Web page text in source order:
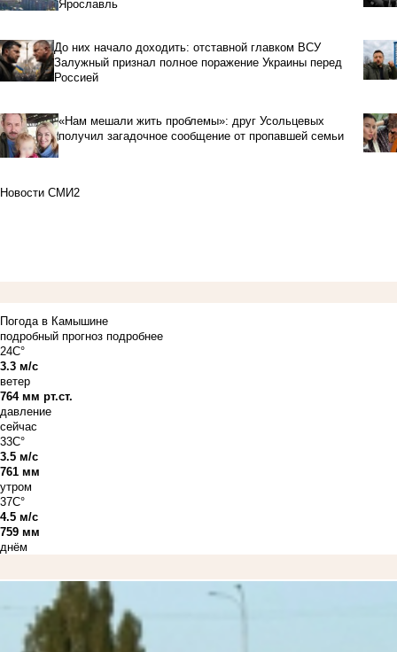
Ярославль
До них начало доходить: отставной главком ВСУ
Залужный признал полное поражение Украины перед
Россией
«Нам мешали жить проблемы»: друг Усольцевых
получил загадочное сообщение от пропавшей семьи
Новости СМИ2
Погода в Камышине
подробный прогноз подробнее
24C°
3.3 м/с
ветер
764 мм рт.ст.
давление
сейчас
33C°
3.5 м/с
761 мм
утром
37C°
4.5 м/с
759 мм
днём